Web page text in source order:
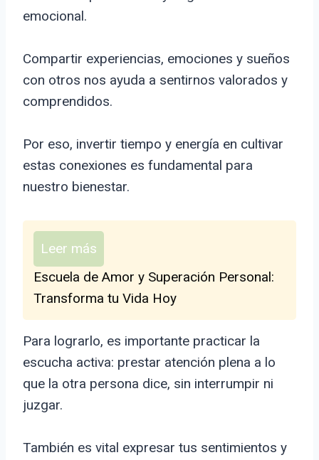
emocional.
Compartir experiencias, emociones y sueños
con otros nos ayuda a sentirnos valorados y
comprendidos.
Por eso, invertir tiempo y energía en cultivar
estas conexiones es fundamental para
nuestro bienestar.
Leer más
Escuela de Amor y Superación Personal:
Transforma tu Vida Hoy
Para lograrlo, es importante practicar la
escucha activa: prestar atención plena a lo
que la otra persona dice, sin interrumpir ni
juzgar.
También es vital expresar tus sentimientos y